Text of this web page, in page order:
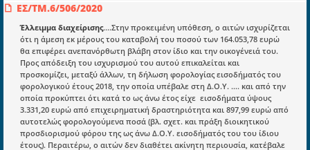
ΕΣ/ΤΜ.6/506/2020
Έλλειμμα διαχείρισης....Στην προκειμένη υπόθεση, ο αιτών ισχυρίζεται
ότι η άμεση εκ μέρους του καταβολή του ποσού των 164.053,78 ευρώ
θα επιφέρει ανεπανόρθωτη βλάβη στον ίδιο και την οικογένειά του.
Προς απόδειξη του ισχυρισμού του αυτού επικαλείται και
προσκομίζει, μεταξύ άλλων, τη δήλωση φορολογίας εισοδήματός του
φορολογικού έτους 2018, την οποία υπέβαλε στη Δ.Ο.Υ. …. και από την
οποία προκύπτει ότι κατά το ως άνω έτος είχε εισοδήματα ύψους
3.331,20 ευρώ από επιχειρηματική δραστηριότητα και 897,99 ευρώ από
αυτοτελώς φορολογούμενα ποσά (βλ. σχετ. και πράξη διοικητικού
προσδιορισμού φόρου της ως άνω Δ.Ο.Υ. εισοδήματός του του ίδιου
έτους). Περαιτέρω, ο αιτών δεν διαθέτει ακίνητη περιουσία, κατέβαλε
Υπουργικές αποφάσεις
Νομολογία και Γνωμοδοτήσεις ΝΣΚ
Πληροφορίες
Είσοδος
Εγγραφή
Οδηγίες Εγγραφής